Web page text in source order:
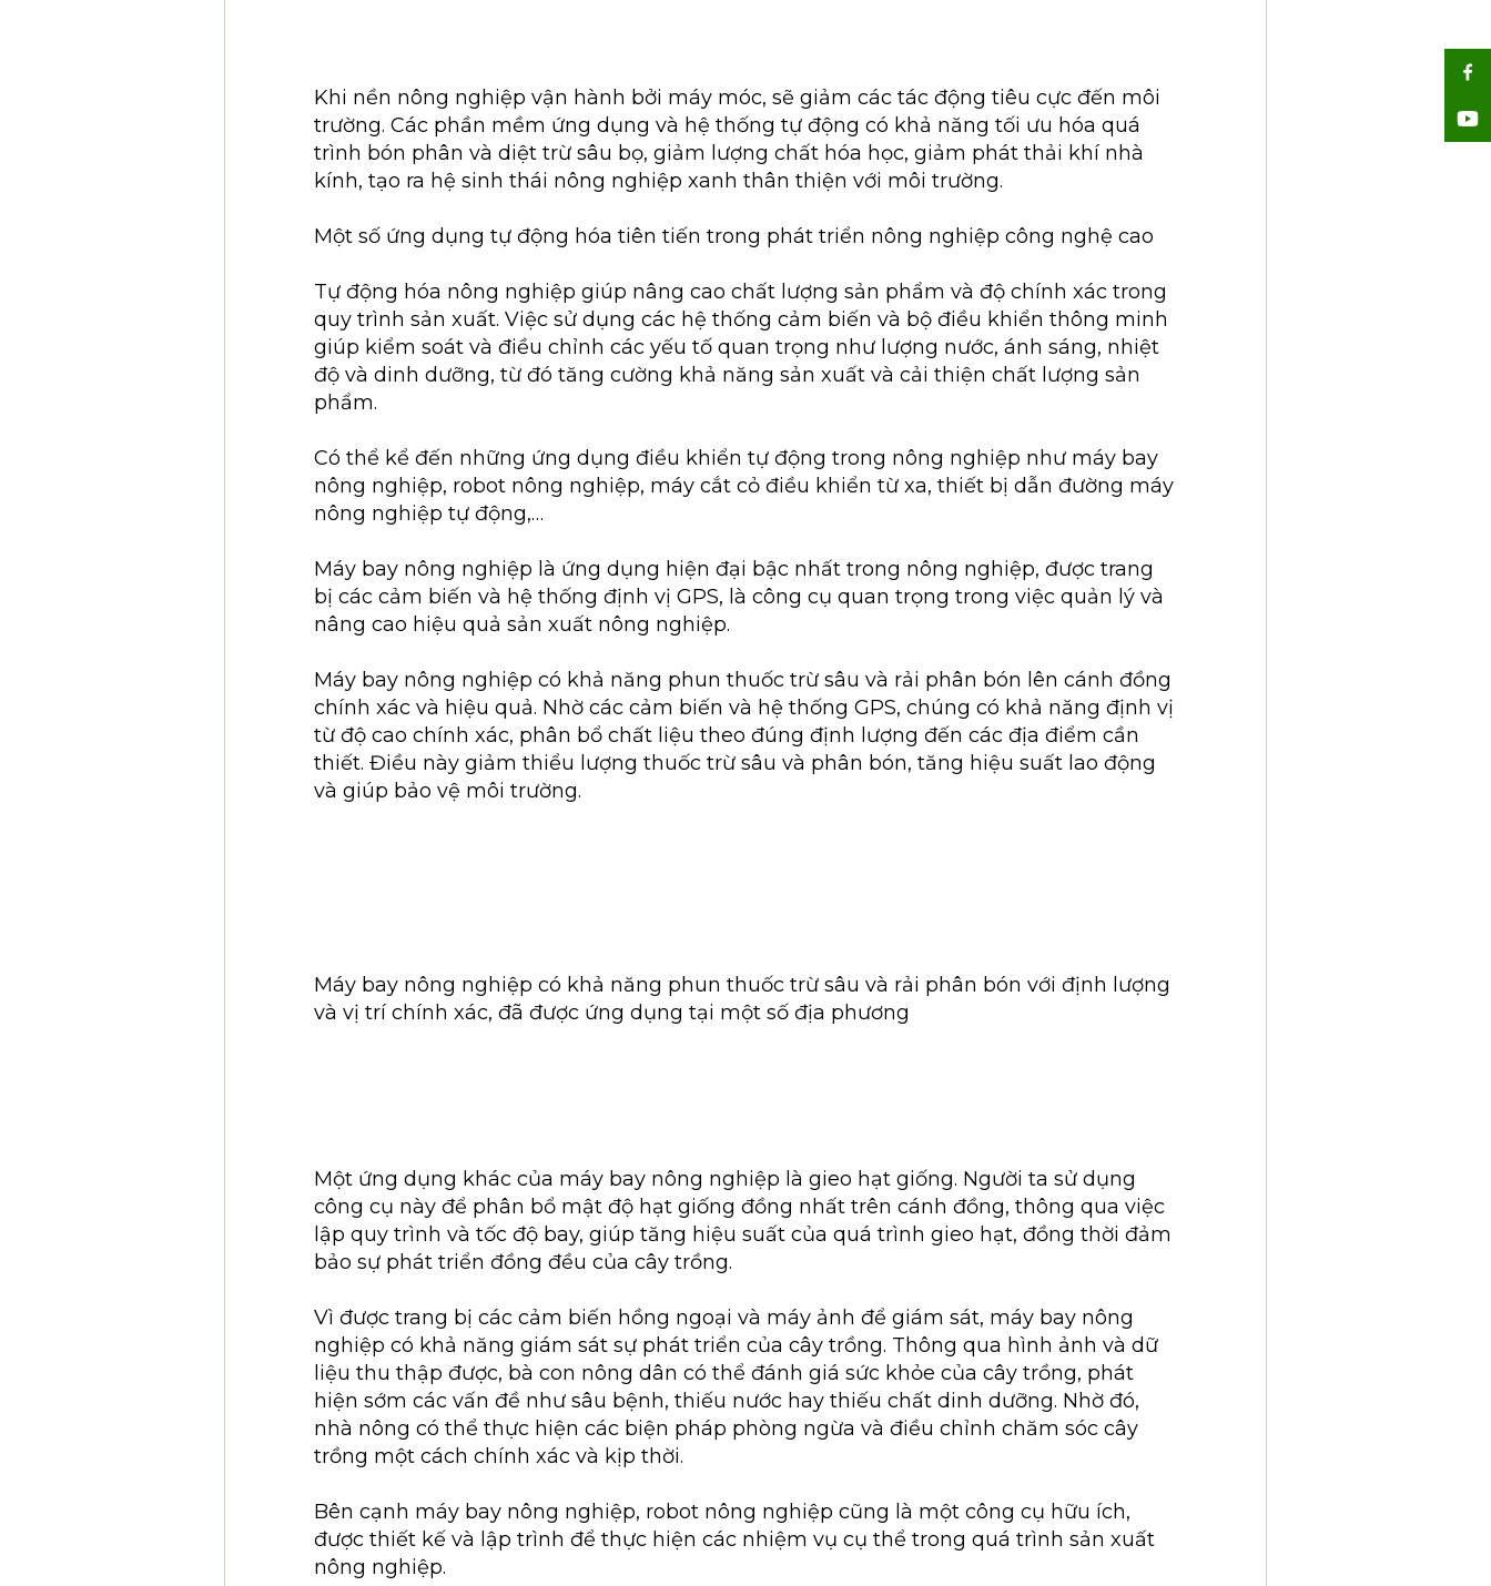
Khi nền nông nghiệp vận hành bởi máy móc, sẽ giảm các tác động tiêu cực đến môi
trường. Các phần mềm ứng dụng và hệ thống tự động có khả năng tối ưu hóa quá
trình bón phân và diệt trừ sâu bọ, giảm lượng chất hóa học, giảm phát thải khí nhà
kính, tạo ra hệ sinh thái nông nghiệp xanh thân thiện với môi trường.
Một số ứng dụng tự động hóa tiên tiến trong phát triển nông nghiệp công nghệ cao
Tự động hóa nông nghiệp giúp nâng cao chất lượng sản phẩm và độ chính xác trong
quy trình sản xuất. Việc sử dụng các hệ thống cảm biến và bộ điều khiển thông minh
giúp kiểm soát và điều chỉnh các yếu tố quan trọng như lượng nước, ánh sáng, nhiệt
độ và dinh dưỡng, từ đó tăng cường khả năng sản xuất và cải thiện chất lượng sản
phẩm.
Có thể kể đến những ứng dụng điều khiển tự động trong nông nghiệp như máy bay
nông nghiệp, robot nông nghiệp, máy cắt cỏ điều khiển từ xa, thiết bị dẫn đường máy
nông nghiệp tự động,…
Máy bay nông nghiệp là ứng dụng hiện đại bậc nhất trong nông nghiệp, được trang
bị các cảm biến và hệ thống định vị GPS, là công cụ quan trọng trong việc quản lý và
nâng cao hiệu quả sản xuất nông nghiệp.
Máy bay nông nghiệp có khả năng phun thuốc trừ sâu và rải phân bón lên cánh đồng
chính xác và hiệu quả. Nhờ các cảm biến và hệ thống GPS, chúng có khả năng định vị
từ độ cao chính xác, phân bổ chất liệu theo đúng định lượng đến các địa điểm cần
thiết. Điều này giảm thiểu lượng thuốc trừ sâu và phân bón, tăng hiệu suất lao động
và giúp bảo vệ môi trường.
Máy bay nông nghiệp có khả năng phun thuốc trừ sâu và rải phân bón với định lượng
và vị trí chính xác, đã được ứng dụng tại một số địa phương
Một ứng dụng khác của máy bay nông nghiệp là gieo hạt giống. Người ta sử dụng
công cụ này để phân bổ mật độ hạt giống đồng nhất trên cánh đồng, thông qua việc
lập quy trình và tốc độ bay, giúp tăng hiệu suất của quá trình gieo hạt, đồng thời đảm
bảo sự phát triển đồng đều của cây trồng.
Vì được trang bị các cảm biến hồng ngoại và máy ảnh để giám sát, máy bay nông
nghiệp có khả năng giám sát sự phát triển của cây trồng. Thông qua hình ảnh và dữ
liệu thu thập được, bà con nông dân có thể đánh giá sức khỏe của cây trồng, phát
hiện sớm các vấn đề như sâu bệnh, thiếu nước hay thiếu chất dinh dưỡng. Nhờ đó,
nhà nông có thể thực hiện các biện pháp phòng ngừa và điều chỉnh chăm sóc cây
trồng một cách chính xác và kịp thời.
Bên cạnh máy bay nông nghiệp, robot nông nghiệp cũng là một công cụ hữu ích,
được thiết kế và lập trình để thực hiện các nhiệm vụ cụ thể trong quá trình sản xuất
nông nghiệp.